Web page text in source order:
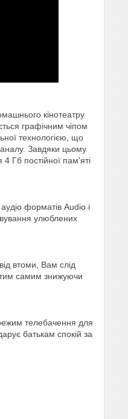
кінотеатру
графічним чіпом
технологією, що
Завдяки цьому
Гб постійної пам'яті
форматів Audio і
улюблених
втоми, Вам слід
тим самим знижуючи
телебачення для
батькам спокій за